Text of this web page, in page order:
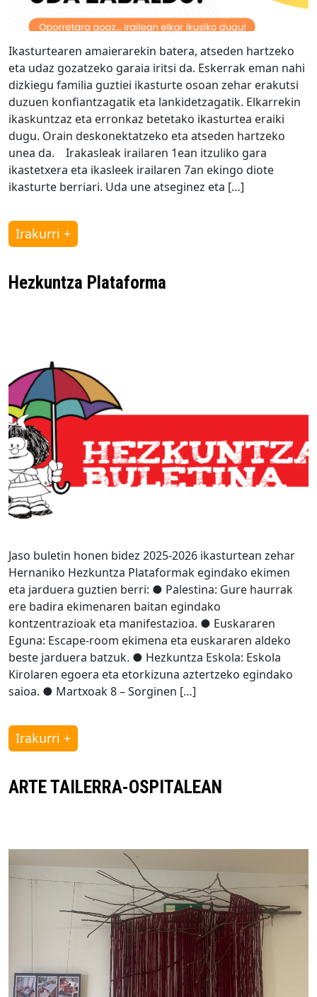
Ikasturtearen amaierarekin batera, atseden hartzeko
eta udaz gozatzeko garaia iritsi da. Eskerrak eman nahi
dizkiegu familia guztiei ikasturte osoan zehar erakutsi
duzuen konfiantzagatik eta lankidetzagatik. Elkarrekin
ikaskuntzaz eta erronkaz betetako ikasturtea eraiki
dugu. Orain deskonektatzeko eta atseden hartzeko
unea da. Irakasleak irailaren 1ean itzuliko gara
ikastetxera eta ikasleek irailaren 7an ekingo diote
ikasturte berriari. Uda une atseginez eta […]
Irakurri +
Hezkuntza Plataforma
Jaso buletin honen bidez 2025-2026 ikasturtean zehar
Hernaniko Hezkuntza Plataformak egindako ekimen
eta jarduera guztien berri: ● Palestina: Gure haurrak
ere badira ekimenaren baitan egindako
kontzentrazioak eta manifestazioa. ● Euskararen
Eguna: Escape-room ekimena eta euskararen aldeko
beste jarduera batzuk. ● Hezkuntza Eskola: Eskola
Kirolaren egoera eta etorkizuna aztertzeko egindako
saioa. ● Martxoak 8 – Sorginen […]
Irakurri +
ARTE TAILERRA-OSPITALEAN